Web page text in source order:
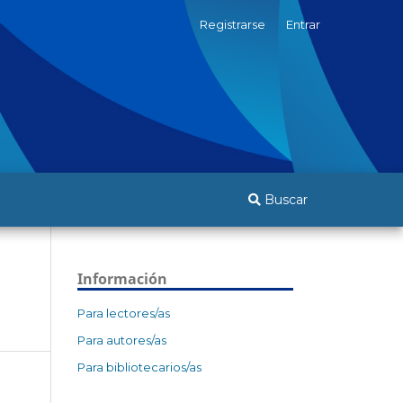
Buscar
Registrarse Entrar
Información
Para lectores/as
Para autores/as
Para bibliotecarios/as